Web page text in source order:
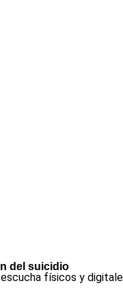
del suicidio
físicos y